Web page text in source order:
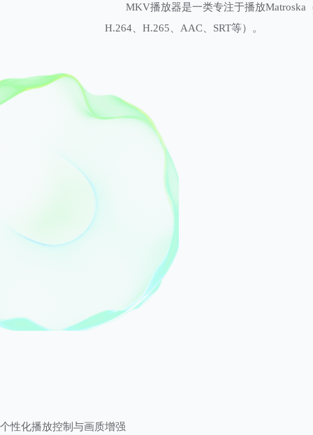
MKV播放器是一类专注于播放
H.264、H.265、AAC、SRT等）。
个性化播放控制与画质增强